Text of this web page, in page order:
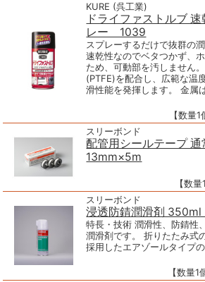
KURE (呉工業)
ドライファストルブ
レー 1039
スプレーするだけで抜群の
速乾性なのでベタつかず、
ため、可動部を汚しません
(PTFE)を配合し、広範な温
滑性能を発揮します。 金属
【数量
スリーボンド
配管用シールテープ 通
13mm×5m
【数
スリーボンド
浸透防錆潤滑剤
特長・技術 潤滑性、防錆性
潤滑剤です。 折りたたみ式
採用したエアゾールタイプの
【数量